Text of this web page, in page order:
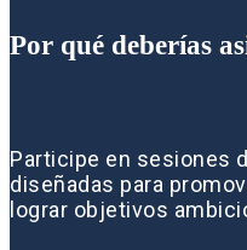
Por qué deberías
Participe en sesiones
diseñadas para
lograr objetivos